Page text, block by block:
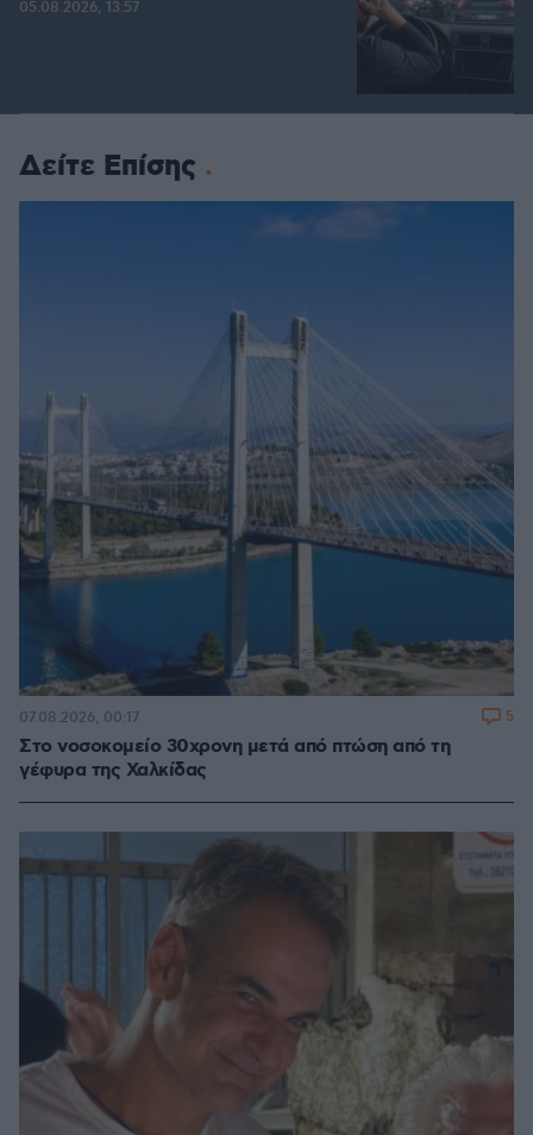
05.08.2026, 13:57
Δείτε Επίσης
Στο νοσοκομείο 30χρονη μετά από πτώση από τη
γέφυρα της Χαλκίδας
07.08.2026, 00:17 5